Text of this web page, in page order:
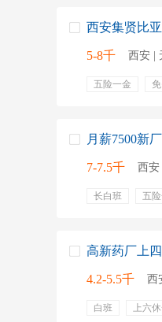
西安集贤比
5-8千 西安 |
五险一金
月薪7500新
7-7.5千 西
长白班 五
高新药厂上
4.2-5.5千 西
白班 上六